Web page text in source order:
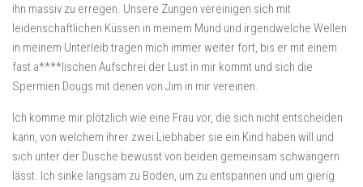
ihn massiv zu erregen. Unsere Zungen vereinigen sich mit
leidenschaftlichen Küssen in meinem Mund und irgendwelche Wellen
in meinem Unterleib tragen mich immer weiter fort, bis er mit einem
fast a****lischen Aufschrei der Lust in mir kommt und sich die
Spermien Dougs mit denen von Jim in mir vereinen.
Ich komme mir plötzlich wie eine Frau vor, die sich nicht entscheiden
kann, von welchem ihrer zwei Liebhaber sie ein Kind haben will und
sich unter der Dusche bewusst von beiden gemeinsam schwängern
lässt. Ich sinke langsam zu Boden, um zu entspannen und um gierig